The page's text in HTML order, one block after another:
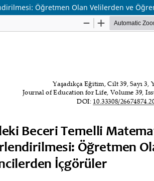
Öğretmen Olan Velilerden ve